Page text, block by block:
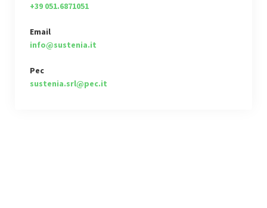
+39 051.6871051
Email
info@sustenia.it
Pec
sustenia.srl@pec.it